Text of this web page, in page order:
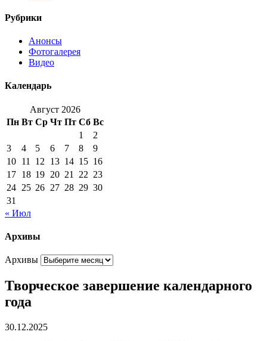
Рубрики
Анонсы
Фотогалерея
Видео
Календарь
Август 2026
Пн Вт Ср Чт Пт Сб Вс
1
2
3
4 5 6 7 8
9
10 11 12 13 14 15 16
17 18 19 20 21 22 23
24 25 26 27 28 29 30
31
« Июл
Архивы
Архивы
Творческое завершение календарного
года
30.12.2025